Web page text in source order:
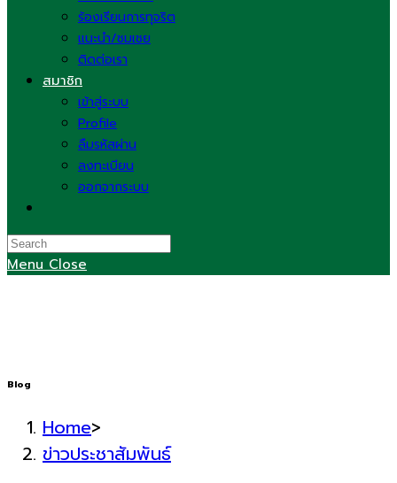
ร้องเรียนการทุจริต
แนะนำ/ชมเชย
ติดต่อเรา
สมาชิก
เข้าสู่ระบบ
Profile
ลืมรหัสผ่าน
ลงทะเบียน
ออกจากระบบ
search
Menu Close
Blog
Home>
ข่าวประชาสัมพันธ์